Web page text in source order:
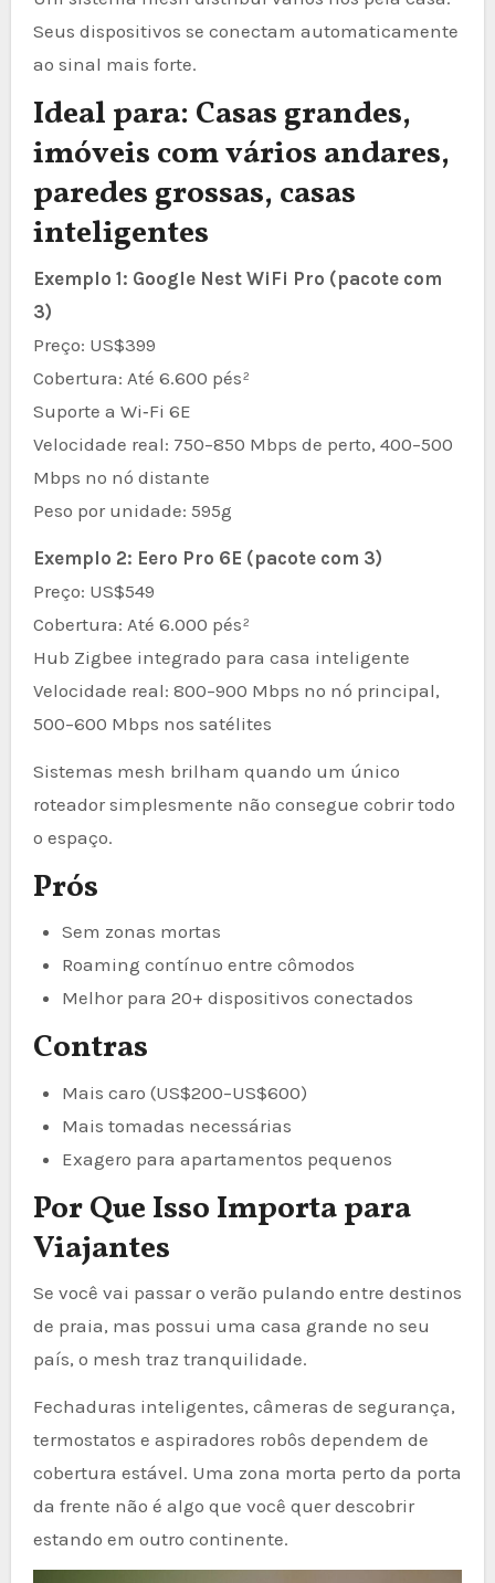
Seus dispositivos se conectam automaticamente
ao sinal mais forte.
Ideal para: Casas grandes,
imóveis com vários andares,
paredes grossas, casas
inteligentes
Exemplo 1: Google Nest WiFi Pro (pacote com
3)
Preço: US$399
Cobertura: Até 6.600 pés²
Suporte a Wi‑Fi 6E
Velocidade real: 750–850 Mbps de perto, 400–500
Mbps no nó distante
Peso por unidade: 595g
Exemplo 2: Eero Pro 6E (pacote com 3)
Preço: US$549
Cobertura: Até 6.000 pés²
Hub Zigbee integrado para casa inteligente
Velocidade real: 800–900 Mbps no nó principal,
500–600 Mbps nos satélites
Sistemas mesh brilham quando um único
roteador simplesmente não consegue cobrir todo
o espaço.
Prós
Sem zonas mortas
Roaming contínuo entre cômodos
Melhor para 20+ dispositivos conectados
Contras
Mais caro (US$200–US$600)
Mais tomadas necessárias
Exagero para apartamentos pequenos
Por Que Isso Importa para
Viajantes
Se você vai passar o verão pulando entre destinos
de praia, mas possui uma casa grande no seu
país, o mesh traz tranquilidade.
Fechaduras inteligentes, câmeras de segurança,
termostatos e aspiradores robôs dependem de
cobertura estável. Uma zona morta perto da porta
da frente não é algo que você quer descobrir
estando em outro continente.